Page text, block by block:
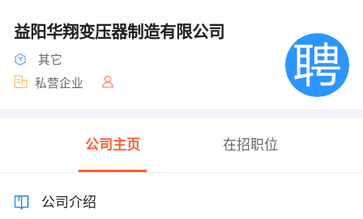
益阳华翔变压器制造有限公司
其它
私营企业
公司主页 在招职位
公司介绍